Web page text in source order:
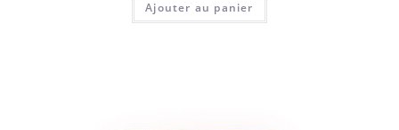
Ajouter au panier